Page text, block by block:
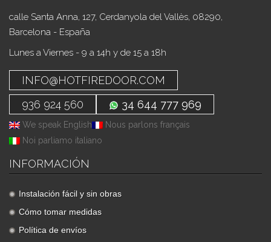
calle Santa Anna, 127, Cerdanyola del Vallès, 08290,
Barcelona - España
Lunes a Viernes - 9 a 14h y de 15 a 18h
INFO@HOTFIREDOOR.COM
936 924 560
34 644 777 969
We speak English
Nous parlons français
Noi parliamo italiano
INFORMACIÓN
Instalación fácil y sin obras
Cómo tomar medidas
Política de envíos